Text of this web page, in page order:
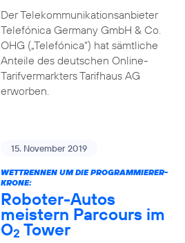
Der Telekommunikationsanbieter
Telefónica Germany GmbH & Co.
OHG („Telefónica“) hat sämtliche
Anteile des deutschen Online-
Tarifvermarkters Tarifhaus AG
erworben.
15. November 2019
WETTRENNEN UM DIE PROGRAMMIERER-
KRONE:
Roboter-Autos
meistern Parcours im
O2 Tower